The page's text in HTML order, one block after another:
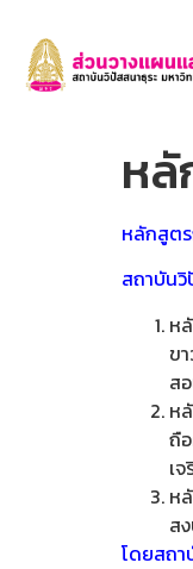
หลั
หลักสูต
สถาบัน
ห
ข
ส
ห
ถื
เ
ห
ส
โดยสถา